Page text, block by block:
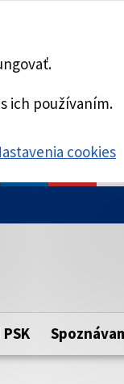
ich používaním.
cookies
Táto
https://